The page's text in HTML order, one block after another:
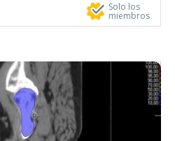
Solo los
miembros